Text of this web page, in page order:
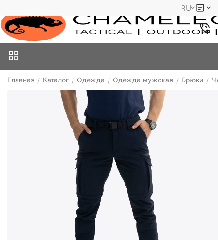
RU
Главная / Каталог / Одежда / Одежда мужская / Брюки /